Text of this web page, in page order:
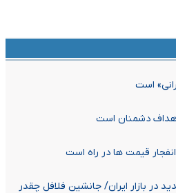
است
اهداف دشمنان است
قیمت ها در راه است
در بازار ایران/ جانشین فلافل چقدر